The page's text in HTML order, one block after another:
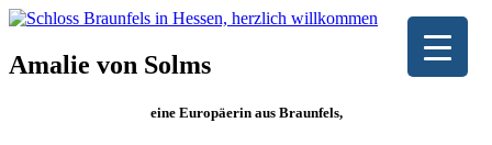
Amalie von Solms
eine Europäerin aus Braunfels,